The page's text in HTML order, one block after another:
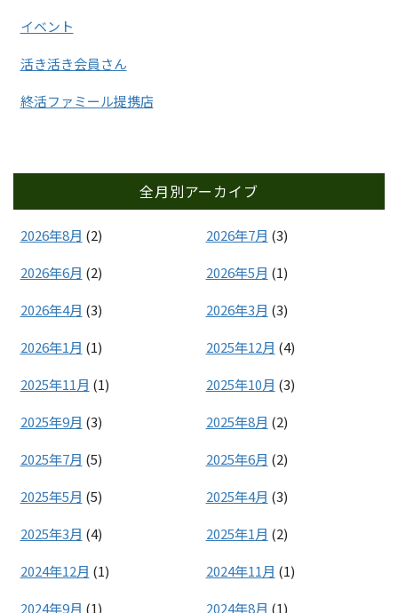
イベント
活き活き会員さん
終活ファミール提携店
全月別アーカイブ
2026年8月 (2) 2026年7月 (3)
2026年6月 (2) 2026年5月 (1)
2026年4月 (3) 2026年3月 (3)
2026年1月 (1) 2025年12月 (4)
2025年11月 (1) 2025年10月 (3)
2025年9月 (3) 2025年8月 (2)
2025年7月 (5) 2025年6月 (2)
2025年5月 (5) 2025年4月 (3)
2025年3月 (4) 2025年1月 (2)
2024年12月 (1) 2024年11月 (1)
2024年9月 (1) 2024年8月 (1)